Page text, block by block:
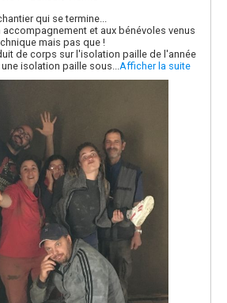
qui se termine...
accompagnement et aux bénévoles venus
mais pas que !
de corps sur l'isolation paille de l'année
isolation paille sous...Afficher la suite